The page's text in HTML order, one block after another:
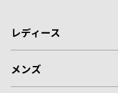
レディース
メンズ